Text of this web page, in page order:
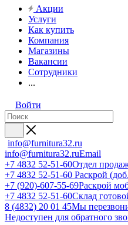
Акции
Услуги
Как купить
Компания
Магазины
Вакансии
Сотрудники
...
Войти
info@furnitura32.ru
info@furnitura32.ruEmail
+7 4832 52-51-60Отдел
+7 4832 52-51-60 Раскрой
+7 (920)-607-55-69Раскрой
+7 4832 52-51-60Склад
8 (4832) 20 01 45Мы
Недоступен для обратного